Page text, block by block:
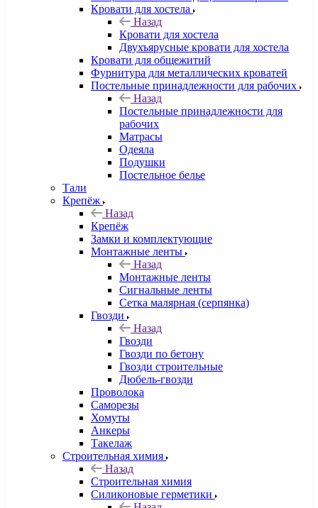
Кровати для хостела
Назад
Кровати для хостела
Двухъярусные кровати для хостела
Кровати для общежитий
Фурнитура для металлических кроватей
Постельные принадлежности для рабочих
Назад
Постельные принадлежности для
рабочих
Матрасы
Одеяла
Подушки
Постельное белье
Тали
Крепёж
Назад
Крепёж
Замки и комплектующие
Монтажные ленты
Назад
Монтажные ленты
Сигнальные ленты
Сетка малярная (серпянка)
Гвозди
Назад
Гвозди
Гвозди по бетону
Гвозди строительные
Дюбель-гвозди
Проволока
Саморезы
Хомуты
Анкеры
Такелаж
Строительная химия
Назад
Строительная химия
Силиконовые герметики